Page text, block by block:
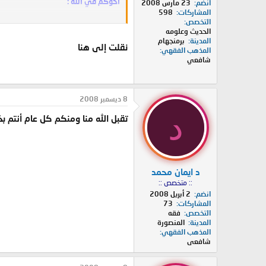
انضم
23 مارس 2008
المشاركات
598
التخصص
الحديث وعلومه
المدينة
برمنجهام
المذهب الفقهي
شافعي
حامد محمد الجارحي
طالب علم
نقلت إلى هنا
د
د ايمان محمد
:: متخصص ::
انضم
2 أبريل 2008
المشاركات
73
التخصص
فقه
المدينة المنصورة
المذهب الفقهي
شافعى
8 ديسمبر 2008
تقبل الله منا ومنكم كل عام أنتم